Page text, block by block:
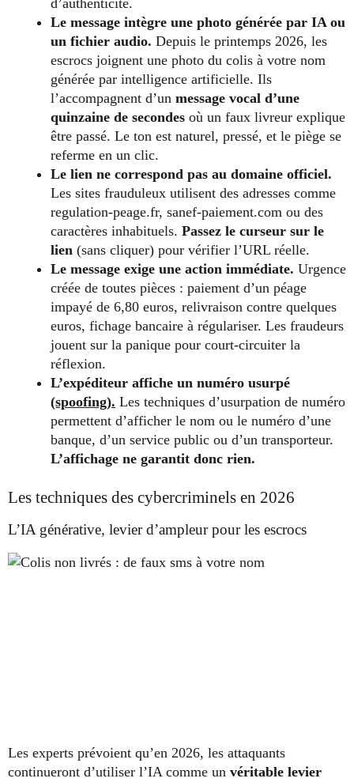
d’authenticité.
Le message intègre une photo générée par IA ou
un fichier audio. Depuis le printemps 2026, les
escrocs joignent une photo du colis à votre nom
générée par intelligence artificielle. Ils
l’accompagnent d’un message vocal d’une
quinzaine de secondes où un faux livreur explique
être passé. Le ton est naturel, pressé, et le piège se
referme en un clic.
Le lien ne correspond pas au domaine officiel.
Les sites frauduleux utilisent des adresses comme
regulation-peage.fr, sanef-paiement.com ou des
caractères inhabituels. Passez le curseur sur le
lien (sans cliquer) pour vérifier l’URL réelle.
Le message exige une action immédiate. Urgence
créée de toutes pièces : paiement d’un péage
impayé de 6,80 euros, relivraison contre quelques
euros, fichage bancaire à régulariser. Les fraudeurs
jouent sur la panique pour court-circuiter la
réflexion.
L’expéditeur affiche un numéro usurpé
(spoofing). Les techniques d’usurpation de numéro
permettent d’afficher le nom ou le numéro d’une
banque, d’un service public ou d’un transporteur.
L’affichage ne garantit donc rien.
Les techniques des cybercriminels en 2026
L’IA générative, levier d’ampleur pour les escrocs
Les experts prévoient qu’en 2026, les attaquants
continueront d’utiliser l’IA comme un véritable levier